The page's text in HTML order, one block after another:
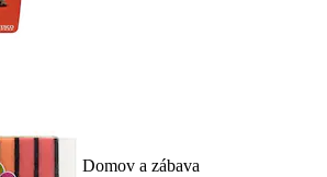
Domov a zábava